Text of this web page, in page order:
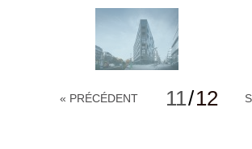
« PRÉCÉDENT 11/12